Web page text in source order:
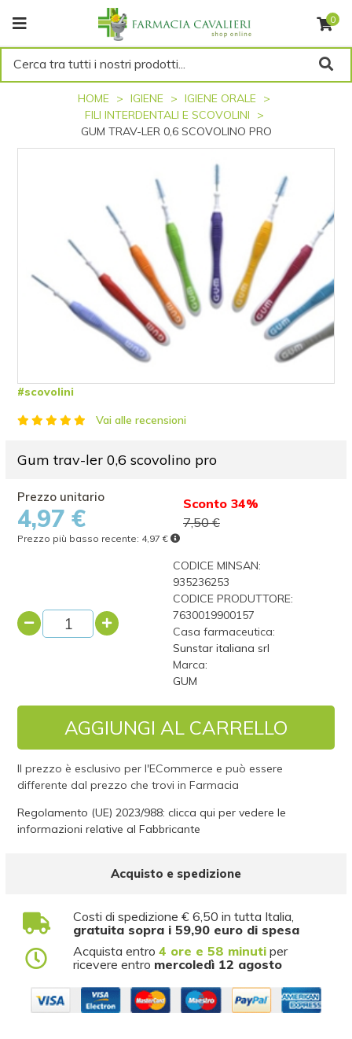
0
Cerca tra tutti i nostri prodotti...
HOME IGIENE
IGIENE ORALE
FILI INTERDENTALI E SCOVOLINI
GUM TRAV-LER 0,6 SCOVOLINO PRO
#scovolini
Vai alle recensioni
Gum trav-ler 0,6 scovolino pro
4,97 €
Sconto 34%
7,50 €
Prezzo più basso recente: 4,97 €
CODICE MINSAN:
935236253
CODICE PRODUTTORE:
7630019900157
Casa farmaceutica:
Sunstar italiana srl
Marca:
GUM
AGGIUNGI AL CARRELLO
Il prezzo è esclusivo per l'ECommerce e può essere
differente dal prezzo che trovi in Farmacia
Regolamento (UE) 2023/988: clicca qui per vedere le
informazioni relative al Fabbricante
Acquisto e spedizione
Costi di spedizione € 6,50 in tutta Italia,
gratuita sopra i 59,90 euro di spesa
Acquista entro4 ore e 58 minuti per
ricevere entro mercoledì 12 agosto